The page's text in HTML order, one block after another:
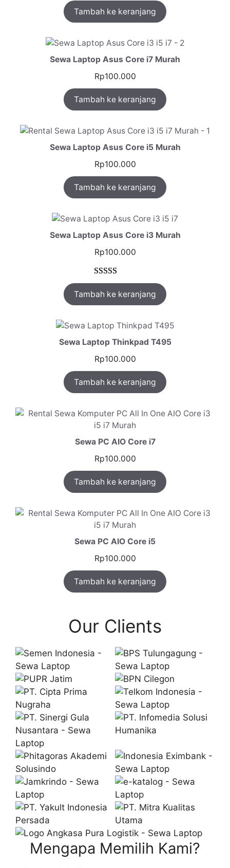
5.00dari 5
berdasarkan
penilaian
Tambah ke keranjang
Sewa Laptop Asus Core i7 Murah
Rp100.000
Tambah ke keranjang
Sewa Laptop Asus Core i5 Murah
Rp100.000
Tambah ke keranjang
Sewa Laptop Asus Core i3 Murah
Rp100.000
Peringkat
5.00dari 5
berdasarkan
1
penilaian
Tambah ke keranjang
Sewa Laptop Thinkpad T495
Rp100.000
Tambah ke keranjang
Sewa PC AIO Core i7
Rp100.000
Tambah ke keranjang
Sewa PC AIO Core i5
Rp100.000
Tambah ke keranjang
Our Clients
Mengapa Memilih Kami?